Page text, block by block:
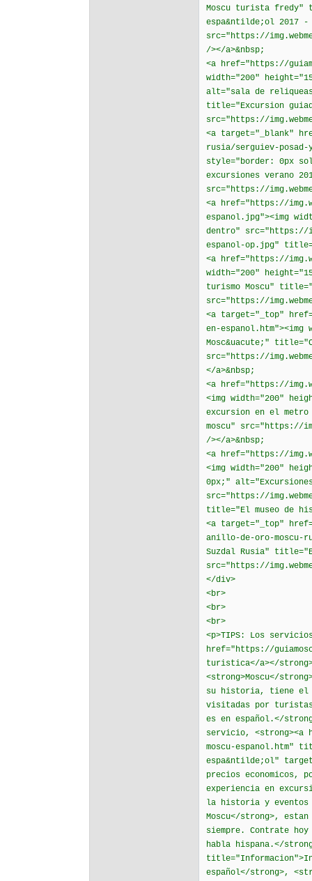
Moscu turista fredy"
espa&ntilde;ol 2017 -
src="https://
/></a>&nbsp;
<a href="https://
width="200"
alt="sala de
title="Excursion
src="https://
<a target="_blank"
rusia/serguiev-posad-
style="border: 0px
excursiones verano
src="https://
<a href="https://
espanol.jpg"><img
dentro" src="https://
espanol-op.jpg"
<a href="https://
width="200"
turismo Moscu"
src="https://
<a target="_top"
en-
Mosc&uacute;"
src="https://
</a>&nbsp;
<a href="https://
<img width="200"
excursion en el metro
moscu" src="https://
/></a>&nbsp;
<a href="https://
<img width="200"
0px;"
src="https://
title="El museo de
<a target="_top"
anillo-de-oro-moscu-
Suzdal Rusia"
src="https://
</div>
<br>
<br>
<br>
<p>TIPS: Los
href="https://
turistica</a></strong>
<strong>Moscu</
su historia, tiene el
visitadas por
es en español.</
servicio, <strong><a
moscu-espanol.htm"
espa&ntilde;ol"
precios economicos,
experiencia en
la historia y eventos
Moscu</strong>,
siempre. Contrate
habla hispana.</
español</strong>,